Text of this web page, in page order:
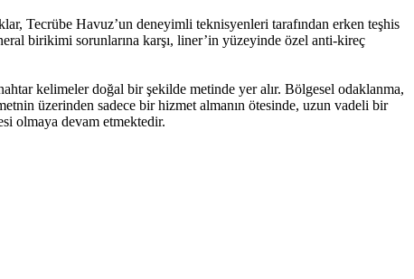
Tecrübe Havuz’un deneyimli teknisyenleri tarafından erken teşhis
birikimi sorunlarına karşı, liner’in yüzeyinde özel anti-kireç
kelimeler doğal bir şekilde metinde yer alır. Bölgesel odaklanma,
üzerinden sadece bir hizmet almanın ötesinde, uzun vadeli bir
olmaya devam etmektedir.